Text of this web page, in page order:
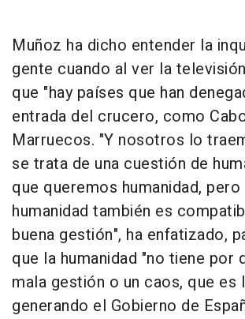
Muñoz ha dicho entender la
gente cuando al ver la
que "hay países que han
entrada del crucero, como
Marruecos. "Y nosotros lo
se trata de una cuestión de
que queremos humanidad,
humanidad también es
buena gestión", ha enfatizado,
que la humanidad "no tiene por
mala gestión o un caos, que es
generando el Gobierno de